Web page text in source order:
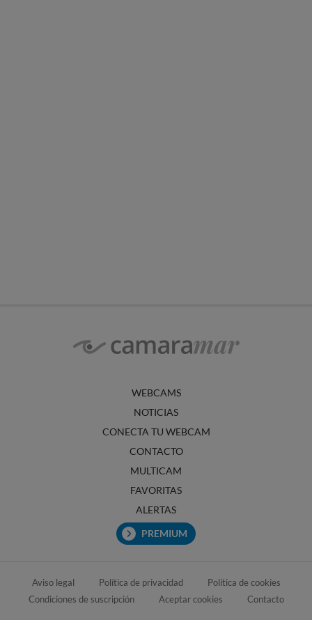
WEBCAMS
NOTICIAS
CONECTA TU WEBCAM
CONTACTO
MULTICAM
FAVORITAS
ALERTAS
PREMIUM
Aviso legal Política de privacidad
Política de cookies
Condiciones de suscripción
Aceptar cookies Contacto